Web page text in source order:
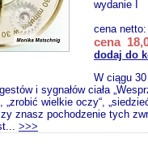
wydanie I
cena
cena
dodaj do
W ciągu
i sygnałów ciała
„zrobić wielkie oczy“,
znasz pochodzenie tych
>>>